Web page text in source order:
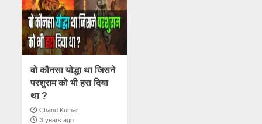
वो कौनसा योद्धा था जिसने
परशुराम को भी हरा दिया
था ?
Chand Kumar
3 years ago